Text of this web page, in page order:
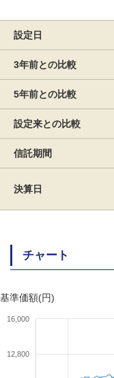
設定日
3年前との比較
5年前との比較
設定来との比較
信託期間
決算日
チャート
基準価額(円)
12,800
16,000